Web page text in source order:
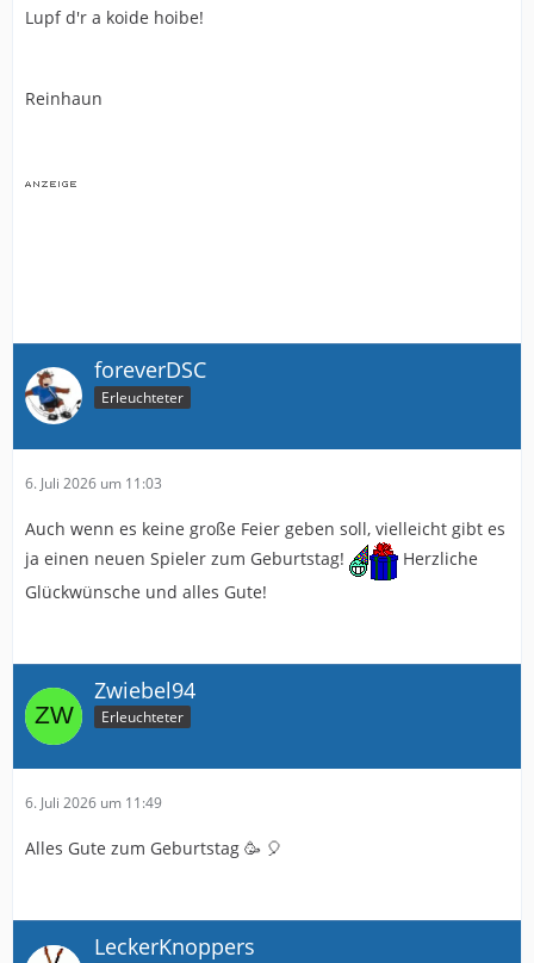
Lupf d'r a koide hoibe!
Reinhaun
foreverDSC
Erleuchteter
6. Juli 2026 um 11:03
Auch wenn es keine große Feier geben soll, vielleicht gibt es
ja einen neuen Spieler zum Geburtstag!
Herzliche
Glückwünsche und alles Gute!
Zwiebel94
Erleuchteter
6. Juli 2026 um 11:49
Alles Gute zum Geburtstag 🥳 🎈
LeckerKnoppers